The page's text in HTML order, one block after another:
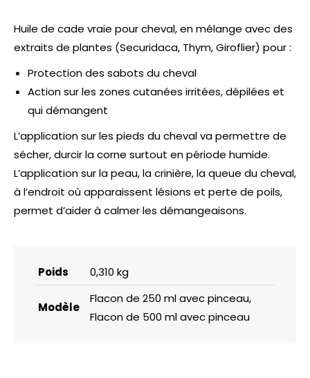
Huile de cade vraie pour cheval, en mélange avec des
extraits de plantes (Securidaca, Thym, Giroflier) pour :
Protection des sabots du cheval
Action sur les zones cutanées irritées, dépilées et
qui démangent
L’application sur les pieds du cheval va permettre de
sécher, durcir la corne surtout en période humide.
L’application sur la peau, la crinière, la queue du cheval,
à l’endroit où apparaissent lésions et perte de poils,
permet d’aider à calmer les démangeaisons.
Poids 0,310 kg
Modèle
Flacon de 250 ml avec pinceau,
Flacon de 500 ml avec pinceau